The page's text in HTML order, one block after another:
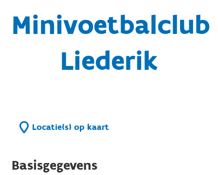
Minivoetbalclub
Liederik
Locatie(s) op kaart
Basisgegevens